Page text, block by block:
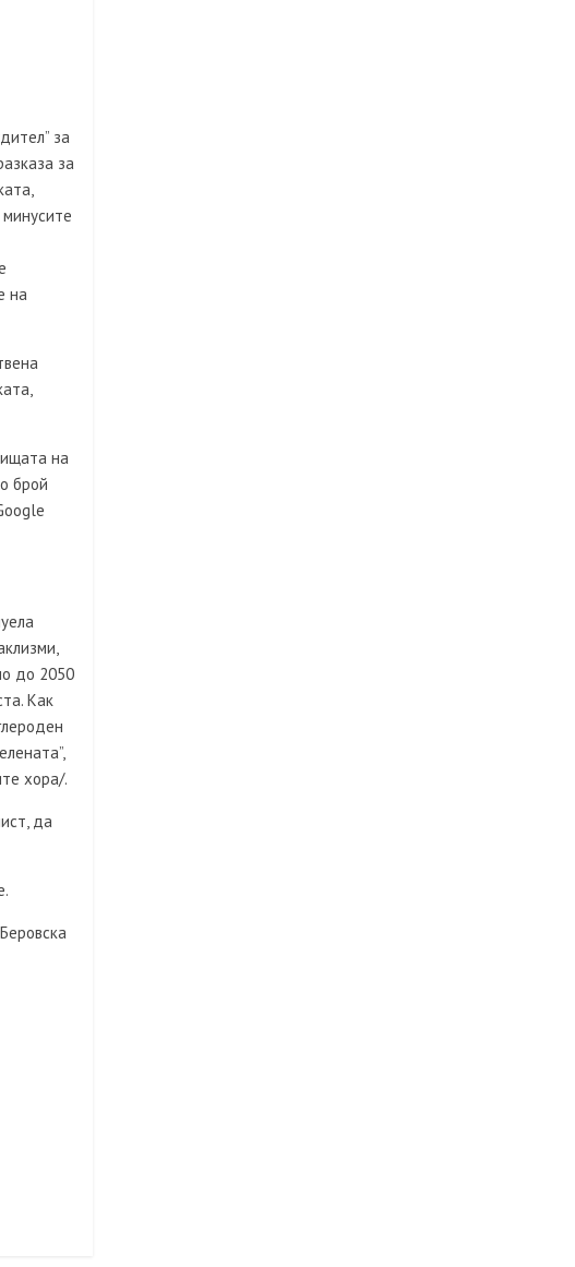
за
за
на
на
брой
до 2050
Как
хора/.
да